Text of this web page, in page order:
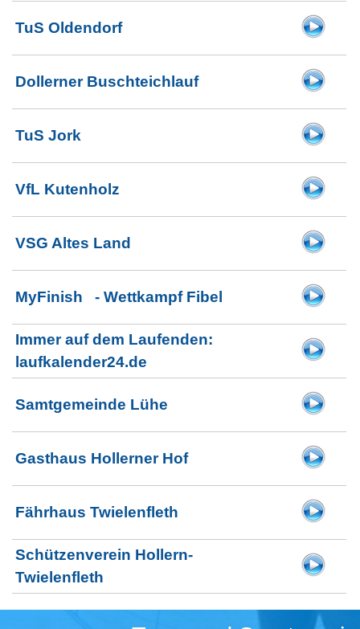
TuS Oldendorf
Dollerner Buschteichlauf
TuS Jork
VfL Kutenholz
VSG Altes Land
MyFinish - Wettkampf Fibel
Immer auf dem Laufenden:
laufkalender24.de
Samtgemeinde Lühe
Gasthaus Hollerner Hof
Fährhaus Twielenfleth
Schützenverein Hollern-
Twielenfleth